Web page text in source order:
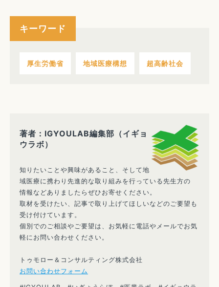
キーワード
厚生労働省 地域医療構想 超高齢社会
著者：IGYOULAB編集部（イギョ
ウラボ）
知りたいことや興味があること、そして地
域医療に携わり先進的な取り組みを行っている先生方の
情報などありましたらぜひお寄せください。
取材を受けたい、記事で取り上げてほしいなどのご要望も
受け付けています。
個別でのご相談やご要望は、お気軽に電話やメールでお気
軽にお問い合わせください。
トゥモロー＆コンサルティング株式会社
お問い合わせフォーム